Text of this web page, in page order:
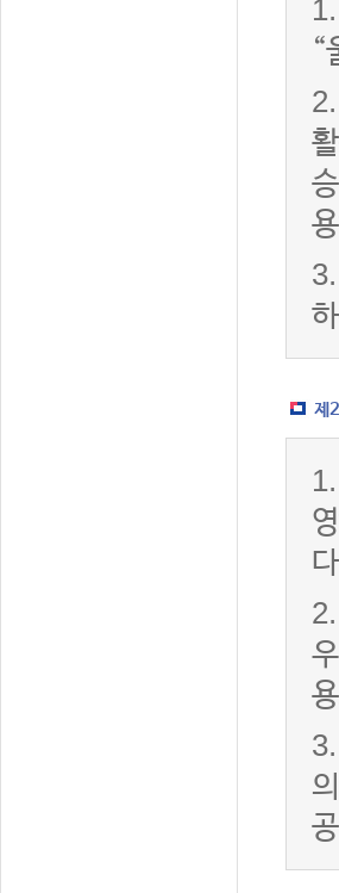
1.
“
2.
3.
제
1.
2.
3.